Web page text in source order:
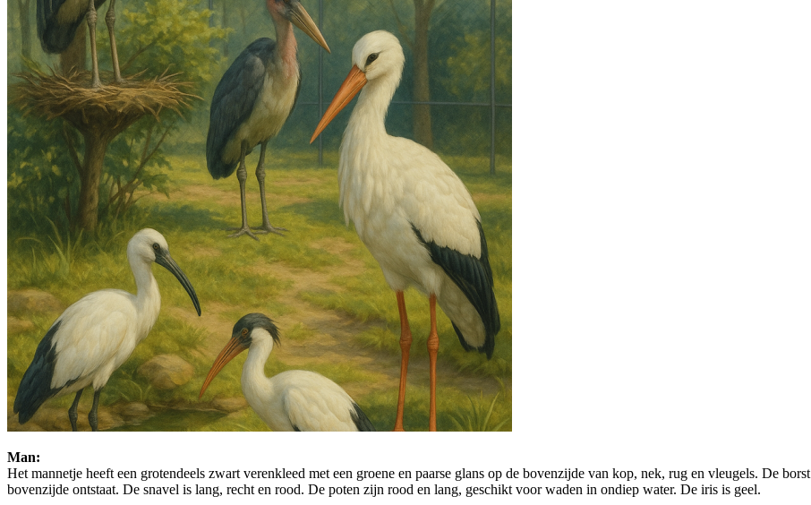
Man:
Het mannetje heeft een grotendeels zwart verenkleed met een groene en paarse glans op de bovenzijde van kop, nek, rug en vleugels. De
bovenzijde ontstaat. De snavel is lang, recht en rood. De poten zijn rood en lang, geschikt voor waden in ondiep water. De iris is geel.